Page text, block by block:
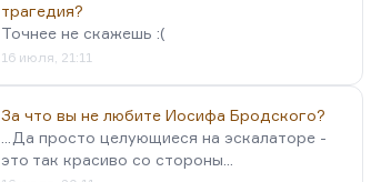
трагедия?
Точнее не скажешь :(
16 июля, 21:11
За что вы не любите Иосифа Бродского?
...Да просто целующиеся на эскалаторе -
это так красиво со стороны...